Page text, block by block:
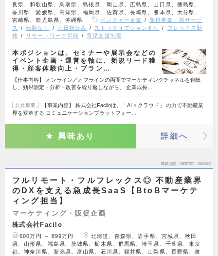
良県、和歌山県、鳥取県、島根県、岡山県、広島県、山口県、徳島県、
香川県、愛媛県、高知県、福岡県、佐賀県、長崎県、熊本県、大分県、
宮崎県、鹿児島県、沖縄県
ベンチャー企業
新規事業・新サービ
ス
転勤なし 土日祝休み ストックオプションあり
フレックス勤
務
リモートワーク可能 育児支援制度
本ポジションは、セミナーや展示会などの
イベント企画・運営を軸に、新規リード獲
得・顧客体験向上・ブラン…
【仕事内容】 オンライン／オフラインの両面でマーケティングチャネルを創出
し、効果測定・分析・改善を繰り返しながら、 企業成長…
会社概要
【事業内容】 株式会社Faciloは、「AI × クラウド」 の力で不動産業
界を変革する コミュニケーションプラットフォー…
興味あり 詳細へ
掲載期間 26/07/27～26/08/09
フルリモート・フルフレックス◎ 不動産業界
のDXを支える急成長SaaS【BtoBマーケテ
ィング担当】
マーケティング・販促企画
株式会社Facilo
600万円 ～ 899万円
北海道、青森県、岩手県、宮城県、秋田
県、山形県、福島県、茨城県、栃木県、群馬県、埼玉県、千葉県、東京
都、神奈川県、新潟県、富山県、石川県、福井県、山梨県、長野県、岐